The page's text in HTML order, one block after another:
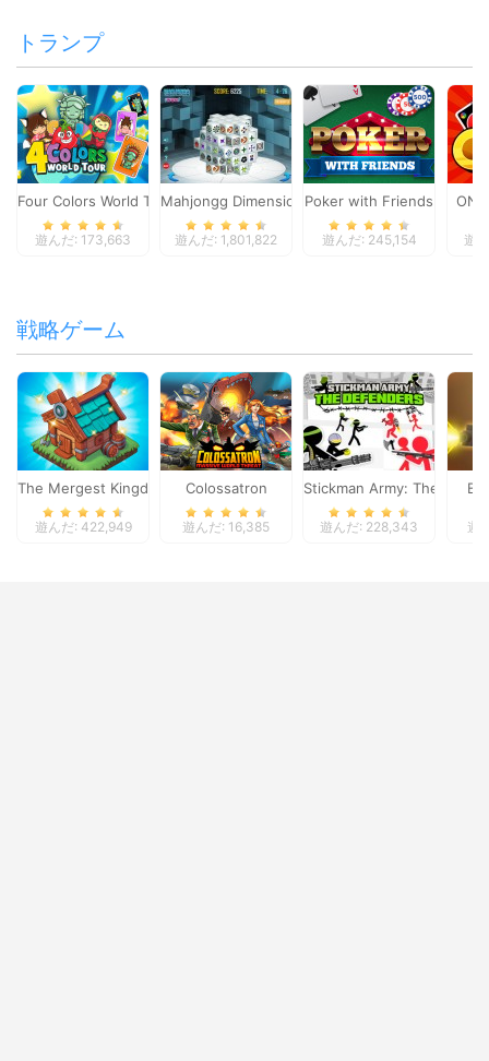
トランプ
Four Colors World Tour
遊んだ: 173,663
Mahjongg Dimensions
遊んだ: 1,801,822
Poker with Friends
遊んだ: 245,154 遊
戦略ゲーム
The Mergest Kingdom
遊んだ: 422,949
Colossatron
遊んだ: 16,385
Stickman Army: The
遊んだ: 228,343 遊